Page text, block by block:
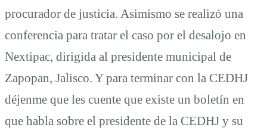
procurador de justicia. Asimismo se realizó una
conferencia para tratar el caso por el desalojo en
Nextipac, dirigida al presidente municipal de
Zapopan, Jalisco. Y para terminar con la CEDHJ
déjenme que les cuente que existe un boletín en
que habla sobre el presidente de la CEDHJ y su